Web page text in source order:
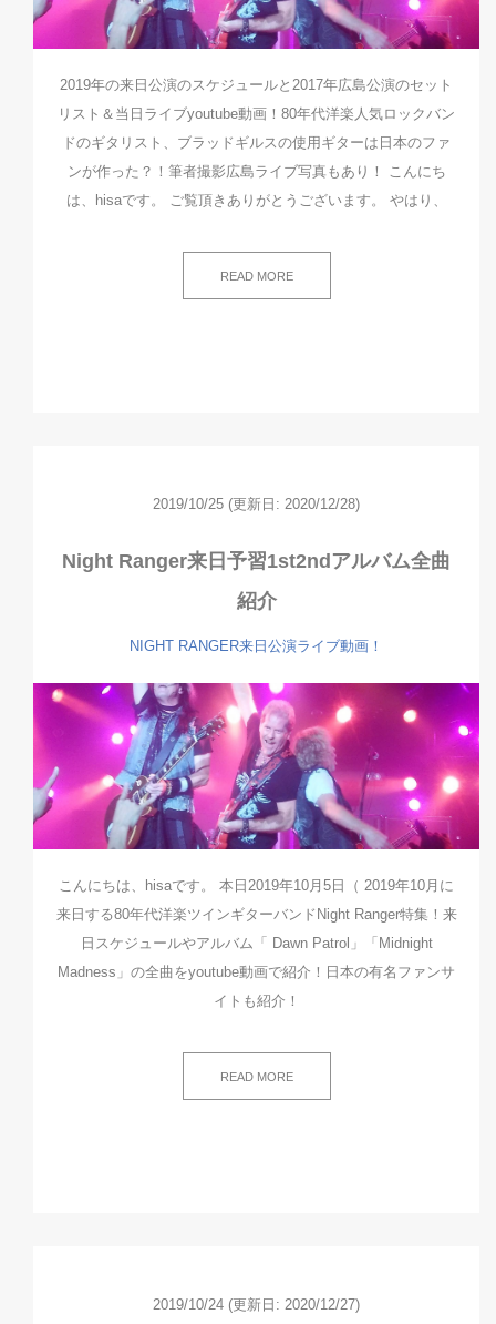
2019年の来日公演のスケジュールと2017年広島公演のセット
リスト＆当日ライブyoutube動画！80年代洋楽人気ロックバン
ドのギタリスト、ブラッドギルスの使用ギターは日本のファ
ンが作った？！筆者撮影広島ライブ写真もあり！ こんにち
は、hisaです。 ご覧頂きありがとうございます。 やはり、
READ MORE
2019/10/25 (更新日: 2020/12/28)
Night Ranger来日予習1st2ndアルバム全曲
紹介
NIGHT RANGER来日公演ライブ動画！
こんにちは、hisaです。 本日2019年10月5日（ 2019年10月に
来日する80年代洋楽ツインギターバンドNight Ranger特集！来
日スケジュールやアルバム「 Dawn Patrol」「Midnight
Madness」の全曲をyoutube動画で紹介！日本の有名ファンサ
イトも紹介！
READ MORE
2019/10/24 (更新日: 2020/12/27)